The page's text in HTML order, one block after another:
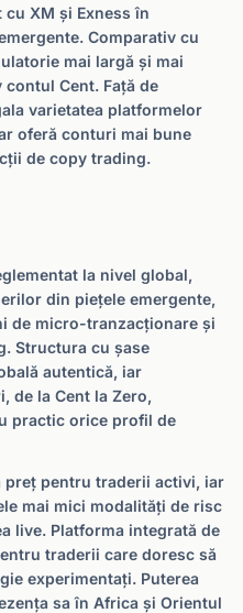
XM și Exness în
Comparativ cu
mai largă și mai
Cent. Față de
varietatea platformelor
oferă conturi mai bune
de copy trading.
la nivel global,
din piețele emergente,
de micro-tranzacționare și
Structura cu șase
autentică, iar
de la Cent la Zero,
practic orice profil de
preț pentru traderii activi, iar
mai mici modalități de risc
live. Platforma integrată de
traderii care doresc să
experimentați. Puterea
sa în Africa și Orientul